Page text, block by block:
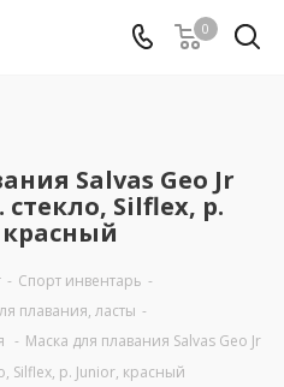
0
Salvas Geo Jr
стекло, Silflex, р.
- Спорт инвентарь -
плавания, ласты -
- Маска для плавания Salvas Geo Jr
Silflex, р. Junior, красный